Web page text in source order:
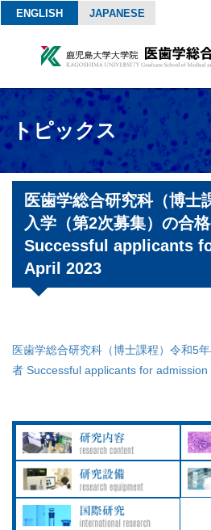
ENGLISH JAPANESE
トピックス
医歯学総合研究科（博士
入学（第2次募集）の合
Successful applicants
April 2023
医歯学総合研究科（博士課程）令和5
者 Successful applicants for admission